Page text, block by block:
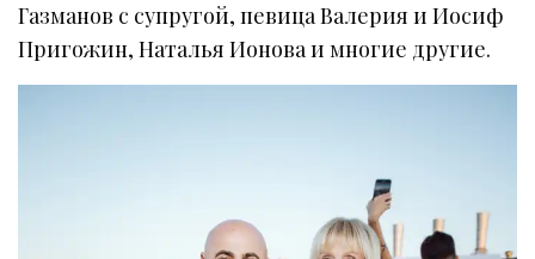
Газманов с супругой, певица Валерия и Иосиф
Пригожин, Наталья Ионова и многие другие.